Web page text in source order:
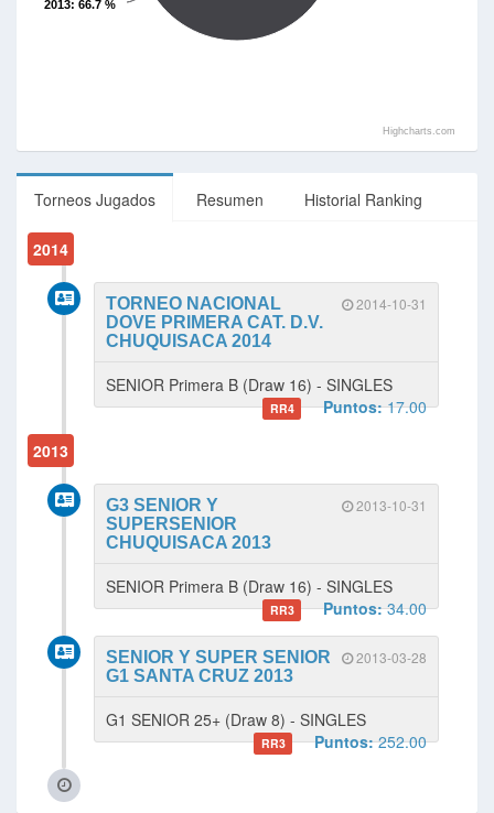
2013: 66.7 %
Highcharts.com
Torneos Jugados Resumen Historial Ranking
2014
2014-10-31
TORNEO NACIONAL
DOVE PRIMERA CAT. D.V.
CHUQUISACA 2014
SENIOR Primera B (Draw 16) - SINGLES
RR4 Puntos:17.00
2013
2013-10-31
G3 SENIOR Y
SUPERSENIOR
CHUQUISACA 2013
SENIOR Primera B (Draw 16) - SINGLES
RR3 Puntos:34.00
2013-03-28
SENIOR Y SUPER SENIOR
G1 SANTA CRUZ 2013
G1 SENIOR 25+ (Draw 8) - SINGLES
RR3 Puntos:252.00